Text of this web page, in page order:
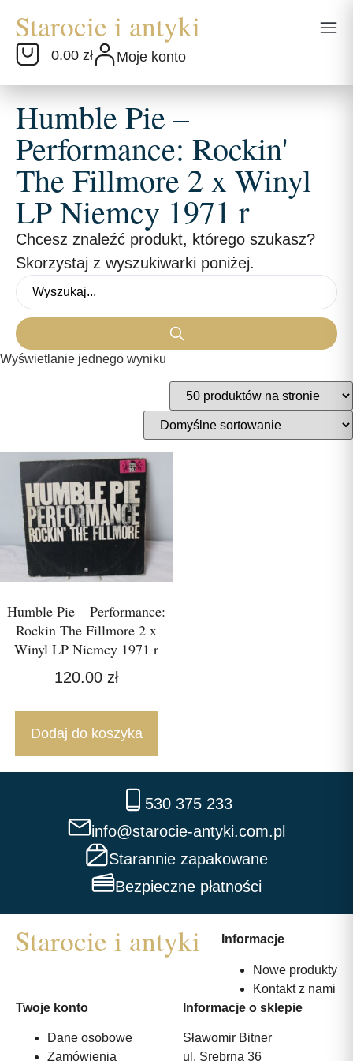
0.00 zł Moje konto
Humble Pie –
Performance: Rockin'
The Fillmore 2 x Winyl
LP Niemcy 1971 r
Chcesz znaleźć produkt, którego szukasz?
Skorzystaj z wyszukiwarki poniżej.
Wyświetlanie jednego wyniku
Humble Pie – Performance:
Rockin The Fillmore 2 x
Winyl LP Niemcy 1971 r
120.00 zł
Dodaj do koszyka
530 375 233
info@starocie-antyki.com.pl
Starannie zapakowane
Bezpieczne płatności
Informacje
Nowe produkty
Kontakt z nami
Twoje konto
Dane osobowe
Zamówienia
Informacje o sklepie
Sławomir Bitner
ul. Srebrna 36